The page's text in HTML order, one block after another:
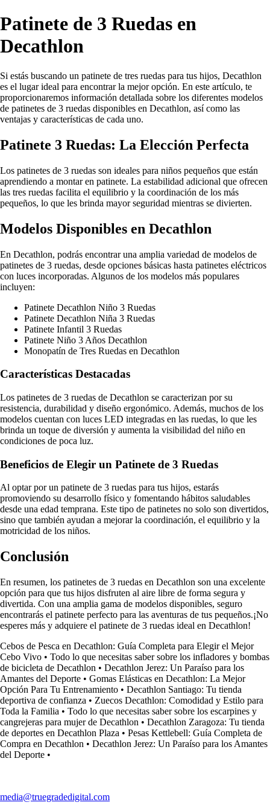
Patinete de 3 Ruedas en
Decathlon
Si estás buscando un patinete de tres ruedas para tus hijos, Decathlon
es el lugar ideal para encontrar la mejor opción. En este artículo, te
proporcionaremos información detallada sobre los diferentes modelos
de patinetes de 3 ruedas disponibles en Decathlon, así como las
ventajas y características de cada uno.
Patinete 3 Ruedas: La Elección Perfecta
Los patinetes de 3 ruedas son ideales para niños pequeños que están
aprendiendo a montar en patinete. La estabilidad adicional que ofrecen
las tres ruedas facilita el equilibrio y la coordinación de los más
pequeños, lo que les brinda mayor seguridad mientras se divierten.
Modelos Disponibles en Decathlon
En Decathlon, podrás encontrar una amplia variedad de modelos de
patinetes de 3 ruedas, desde opciones básicas hasta patinetes eléctricos
con luces incorporadas. Algunos de los modelos más populares
incluyen:
Patinete Decathlon Niño 3 Ruedas
Patinete Decathlon Niña 3 Ruedas
Patinete Infantil 3 Ruedas
Patinete Niño 3 Años Decathlon
Monopatín de Tres Ruedas en Decathlon
Características Destacadas
Los patinetes de 3 ruedas de Decathlon se caracterizan por su
resistencia, durabilidad y diseño ergonómico. Además, muchos de los
modelos cuentan con luces LED integradas en las ruedas, lo que les
brinda un toque de diversión y aumenta la visibilidad del niño en
condiciones de poca luz.
Beneficios de Elegir un Patinete de 3 Ruedas
Al optar por un patinete de 3 ruedas para tus hijos, estarás
promoviendo su desarrollo físico y fomentando hábitos saludables
desde una edad temprana. Este tipo de patinetes no solo son divertidos,
sino que también ayudan a mejorar la coordinación, el equilibrio y la
motricidad de los niños.
Conclusión
En resumen, los patinetes de 3 ruedas en Decathlon son una excelente
opción para que tus hijos disfruten al aire libre de forma segura y
divertida. Con una amplia gama de modelos disponibles, seguro
encontrarás el patinete perfecto para las aventuras de tus pequeños.¡No
esperes más y adquiere el patinete de 3 ruedas ideal en Decathlon!
Cebos de Pesca en Decathlon: Guía Completa para Elegir el Mejor
Cebo Vivo • Todo lo que necesitas saber sobre los infladores y bombas
de bicicleta de Decathlon • Decathlon Jerez: Un Paraíso para los
Amantes del Deporte • Gomas Elásticas en Decathlon: La Mejor
Opción Para Tu Entrenamiento • Decathlon Santiago: Tu tienda
deportiva de confianza • Zuecos Decathlon: Comodidad y Estilo para
Toda la Familia • Todo lo que necesitas saber sobre los escarpines y
cangrejeras para mujer de Decathlon • Decathlon Zaragoza: Tu tienda
de deportes en Decathlon Plaza • Pesas Kettlebell: Guía Completa de
Compra en Decathlon • Decathlon Jerez: Un Paraíso para los Amantes
del Deporte •
media@truegradedigital.com